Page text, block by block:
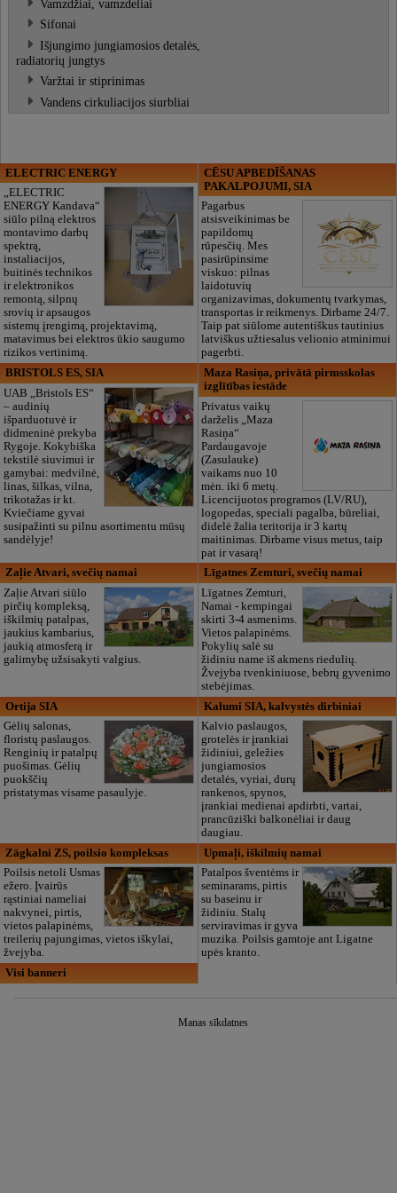
Vamzdžiai, vamzdeliai
Sifonai
Išjungimo jungiamosios detalės,
radiatorių jungtys
Varžtai ir stiprinimas
Vandens cirkuliacijos siurbliai
ELECTRIC ENERGY
„ELECTRIC
ENERGY Kandava“
siūlo pilną elektros
montavimo darbų
spektrą,
instaliacijos,
buitinės technikos
ir elektronikos
remontą, silpnų
srovių ir apsaugos
sistemų įrengimą, projektavimą,
matavimus bei elektros ūkio saugumo
rizikos vertinimą.
CĒSU APBEDĪŠANAS
PAKALPOJUMI, SIA
Pagarbus
atsisveikinimas be
papildomų
rūpesčių. Mes
pasirūpinsime
viskuo: pilnas
laidotuvių
organizavimas, dokumentų tvarkymas,
transportas ir reikmenys. Dirbame 24/7.
Taip pat siūlome autentiškus tautinius
latviškus užtiesalus velionio atminimui
pagerbti.
BRISTOLS ES, SIA
UAB „Bristols ES“
– audinių
išparduotuvė ir
didmeninė prekyba
Rygoje. Kokybiška
tekstilė siuvimui ir
gamybai: medvilnė,
linas, šilkas, vilna,
trikotažas ir kt.
Kviečiame gyvai
susipažinti su pilnu asortimentu mūsų
sandėlyje!
Maza Rasiņa, privātā pirmsskolas
izglītības iestāde
Privatus vaikų
darželis „Maza
Rasiņa“
Pardaugavoje
(Zasulauke)
vaikams nuo 10
mėn. iki 6 metų.
Licencijuotos programos (LV/RU),
logopedas, speciali pagalba, būreliai,
didelė žalia teritorija ir 3 kartų
maitinimas. Dirbame visus metus, taip
pat ir vasarą!
Zaļie Atvari, svečių namai
Zaļie Atvari siūlo
pirčių kompleksą,
iškilmių patalpas,
jaukius kambarius,
jaukią atmosferą ir
galimybę užsisakyti valgius.
Līgatnes Zemturi, svečių namai
Līgatnes Zemturi,
Namai - kempingai
skirti 3-4 asmenims.
Vietos palapinėms.
Pokylių salė su
židiniu name iš akmens riedulių.
Žvejyba tvenkiniuose, bebrų gyvenimo
stebėjimas.
Ortija SIA
Gėlių salonas,
floristų paslaugos.
Renginių ir patalpų
puošimas. Gėlių
puokščių
pristatymas visame pasaulyje.
Kalumi SIA, kalvystės dirbiniai
Kalvio paslaugos,
grotelės ir įrankiai
židiniui, geležies
jungiamosios
detalės, vyriai, durų
rankenos, spynos,
įrankiai medienai apdirbti, vartai,
prancūziški balkonėliai ir daug
daugiau.
Zāgkalni ZS, poilsio kompleksas
Poilsis netoli Usmas
ežero. Įvairūs
rąstiniai nameliai
nakvynei, pirtis,
vietos palapinėms,
treilerių pajungimas, vietos iškylai,
žvejyba.
Upmaļi, iškilmių namai
Patalpos šventėms ir
seminarams, pirtis
su baseinu ir
židiniu. Stalų
serviravimas ir gyva
muzika. Poilsis gamtoje ant Ligatne
upės kranto.
Visi banneri
Manas sīkdatnes